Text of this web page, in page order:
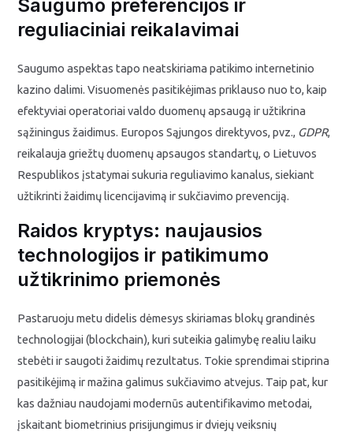
Saugumo preferencijos ir
reguliaciniai reikalavimai
Saugumo aspektas tapo neatskiriama patikimo internetinio
kazino dalimi. Visuomenės pasitikėjimas priklauso nuo to, kaip
efektyviai operatoriai valdo duomenų apsaugą ir užtikrina
sąžiningus žaidimus. Europos Sąjungos direktyvos, pvz., GDPR,
reikalauja griežtų duomenų apsaugos standartų, o Lietuvos
Respublikos įstatymai sukuria reguliavimo kanalus, siekiant
užtikrinti žaidimų licencijavimą ir sukčiavimo prevenciją.
Raidos kryptys: naujausios
technologijos ir patikimumo
užtikrinimo priemonės
Pastaruoju metu didelis dėmesys skiriamas blokų grandinės
technologijai (blockchain), kuri suteikia galimybę realiu laiku
stebėti ir saugoti žaidimų rezultatus. Tokie sprendimai stiprina
pasitikėjimą ir mažina galimus sukčiavimo atvejus. Taip pat, kur
kas dažniau naudojami modernūs autentifikavimo metodai,
įskaitant biometrinius prisijungimus ir dviejų veiksnių